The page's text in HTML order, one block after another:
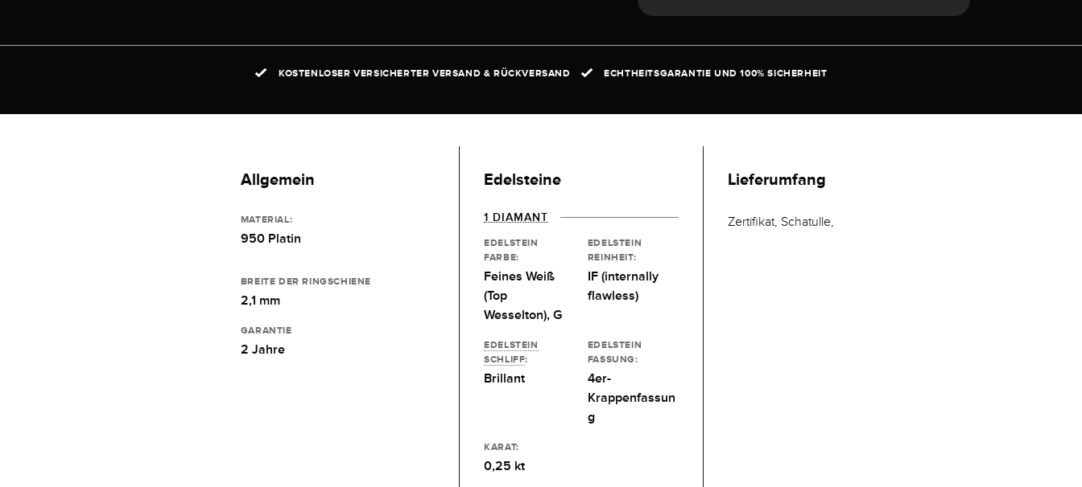
KOSTENLOSER VERSICHERTER VERSAND & RÜCKVERSAND ECHTHEITSGARANTIE UND 100% SICHERHEIT
Allgemein
MATERIAL:
950 Platin
BREITE DER RINGSCHIENE
2,1 mm
GARANTIE
2 Jahre
Edelsteine
1 DIAMANT
EDELSTEIN
FARBE:
Feines Weiß
(Top
Wesselton), G
EDELSTEIN
REINHEIT:
IF (internally
flawless)
EDELSTEIN
SCHLIFF:
Brillant
EDELSTEIN
FASSUNG:
4er-
Krappenfassun
g
KARAT:
0,25 kt
Lieferumfang
Zertifikat, Schatulle,